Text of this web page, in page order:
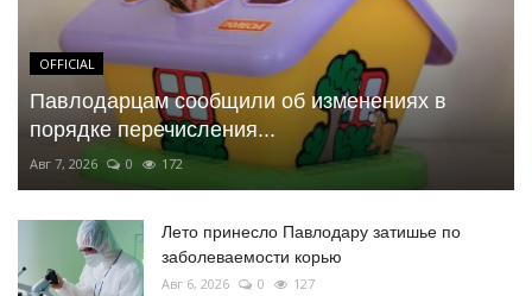
OFFICIAL
Павлодарцам сообщили об изменениях в
порядке перечисления...
Авг 7, 2026 0 172
Лето принесло Павлодару затишье по
заболеваемости корью
Авг 6, 2026 0 127